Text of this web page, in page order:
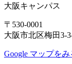
大阪キャンパス
〒530-0001
大阪市北区梅田3-
Google マップをみ